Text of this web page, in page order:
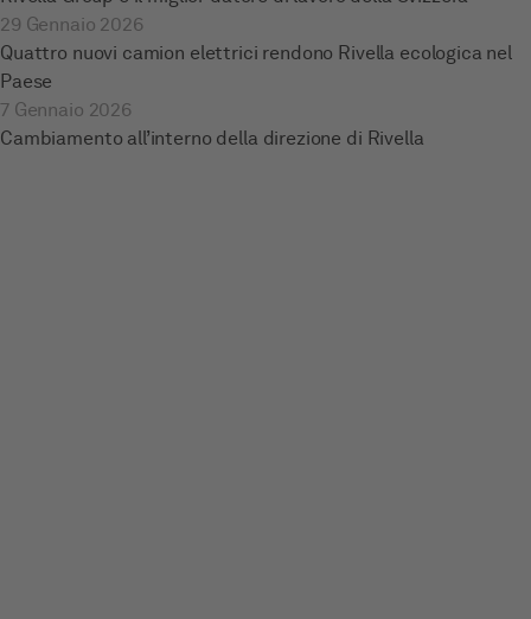
29 Gennaio 2026
Quattro nuovi camion elettrici rendono Rivella ecologica nel
Paese
7 Gennaio 2026
Cambiamento all’interno della direzione di Rivella